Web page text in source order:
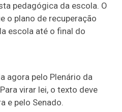
pedagógica da escola. O
o plano de recuperação
escola até o final do
agora pelo Plenário da
virar lei, o texto deve
e pelo Senado.